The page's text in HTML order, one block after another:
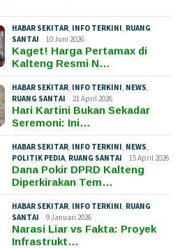
HABAR SEKITAR INFO TERKINI RUANG
SANTAI
10 Juni 2026
Kaget! Harga Pertamax di
Kalteng Resmi N…
HABAR SEKITAR INFO TERKINI NEWS
RUANG SANTAI
21 April 2026
Hari Kartini Bukan Sekadar
Seremoni: Ini…
HABAR SEKITAR INFO TERKINI NEWS
POLITIK PEDIA RUANG SANTAI 15 April 2026
Dana Pokir DPRD Kalteng
Diperkirakan Tem…
HABAR SEKITAR INFO TERKINI RUANG
SANTAI
9 Januari 2026
Narasi Liar vs Fakta: Proyek
Infrastrukt…